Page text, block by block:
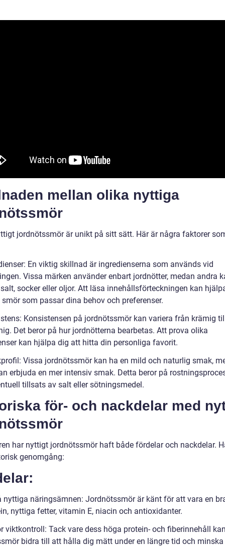
mellan olika nyttiga
jordnötssmör är unikt på sitt sätt. Här är några faktorer
En viktig skillnad är ingredienserna som används vid
Vissa märken använder enbart jordnötter, medan andra
socker eller oljor. Att läsa innehållsförteckningen kan
som passar dina behov och preferenser.
Konsistensen på jordnötssmör kan variera från krämig
Det beror på hur jordnötterna bearbetas. Att prova olika
kan hjälpa dig att hitta din personliga favorit.
Vissa jordnötssmör kan ha en mild och naturlig smak,
erbjuda en mer intensiv smak. Detta beror på
tillsats av salt eller sötningsmedel.
för- och nackdelar med
har nyttigt jordnötssmör haft både fördelar och nackdelar.
genomgång:
nyttiga näringsämnen: Jordnötssmör är känt för att vara en
nyttiga fetter, vitamin E, niacin och antioxidanter.
viktkontroll: Tack vare dess höga protein- och fiberinnehåll
bidra till att hålla dig mätt under en längre tid och